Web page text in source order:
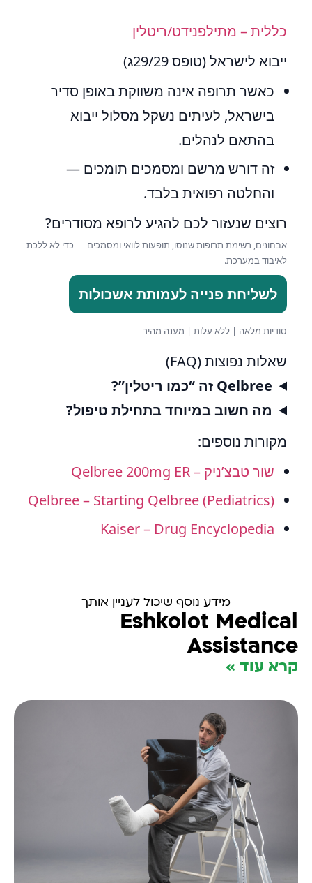
כללית – מתילפנידט/ריטלין
ייבוא לישראל (טופס 29/29ג)
כאשר תרופה אינה משווקת באופן סדיר
בישראל, לעיתים נשקל מסלול ייבוא
בהתאם לנהלים.
זה דורש מרשם ומסמכים תומכים —
והחלטה רפואית בלבד.
רוצים שנעזור לכם להגיע לרופא מסודרים?
אבחונים, רשימת תרופות שנוסו, תופעות לוואי ומסמכים — כדי לא ללכת
לאיבוד במערכת.
לשליחת פנייה לעמותת אשכולות
סודיות מלאה | ללא עלות | מענה מהיר
שאלות נפוצות (FAQ)
Qelbree זה “כמו ריטלין”?
מה חשוב במיוחד בתחילת טיפול?
מקורות נוספים:
שור טבצ’ניק – Qelbree 200mg ER
Qelbree – Starting Qelbree (Pediatrics)
Kaiser – Drug Encyclopedia
מידע נוסף שיכול לעניין אותך
Eshkolot Medical
Assistance
קרא עוד »